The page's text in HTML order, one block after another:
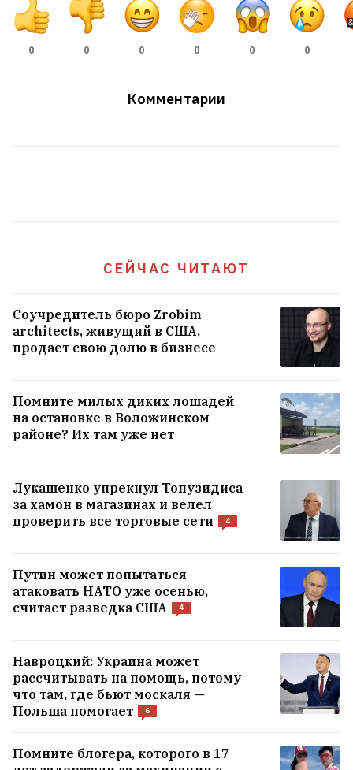
0 0 0 0 0 0
Комментарии
СЕЙЧАС ЧИТАЮТ
Соучредитель бюро Zrobim
architects, живущий в США,
продает свою долю в бизнесе
Помните милых диких лошадей
на остановке в Воложинском
районе? Их там уже нет
Лукашенко упрекнул Топузидиса
за хамон в магазинах и велел
проверить все торговые сети
4
Путин может попытаться
атаковать НАТО уже осенью,
считает разведка США
4
Навроцкий: Украина может
рассчитывать на помощь, потому
что там, где бьют москаля —
Польша помогает
6
Помните блогера, которого в 17
силу. Бывший калиновец Кусь рассказал
о том, как вернул внутреннее равновесие
13
14
Трамп запретил в США
«родильный туризм» для
отдельных категорий